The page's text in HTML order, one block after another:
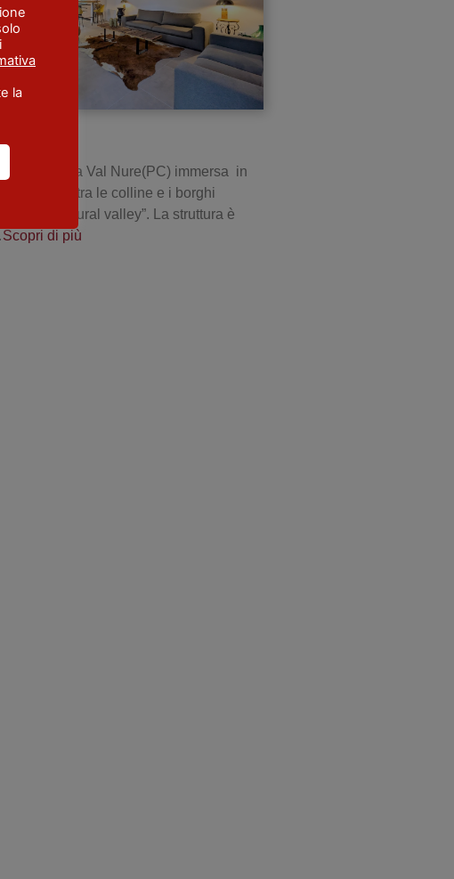
in Alta Val Nure(PC) immersa in
unico, tra le colline e i borghi
della “natural valley”. La struttura è
Scopri di più
la